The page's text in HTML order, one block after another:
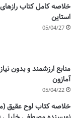
خلاصه کامل کتاب
استاین
05/04/27
منابع ارزشمند و بدون
آمازون
05/04/22
خلاصه کتاب لوح عقیق